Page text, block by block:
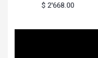
$ 2'668.00